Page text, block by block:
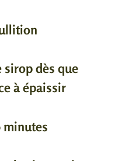
sirop dès que
à épaissir
minutes